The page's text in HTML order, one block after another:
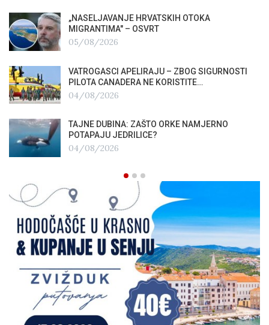
„NASELJAVANJE HRVATSKIH OTOKA
MIGRANTIMA″ – OSVRT
05/08/2026
VATROGASCI APELIRAJU – ZBOG SIGURNOSTI
PILOTA CANADERA NE KORISTITE…
04/08/2026
TAJNE DUBINA: ZAŠTO ORKE NAMJERNO
POTAPAJU JEDRILICE?
04/08/2026